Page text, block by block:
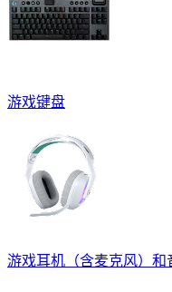
游戏键盘
游戏耳机（含麦克风）和